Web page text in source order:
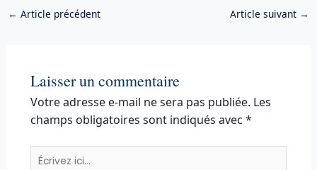
← Article précédent Article suivant →
Laisser un commentaire
Votre adresse e-mail ne sera pas publiée. Les
champs obligatoires sont indiqués avec *
Écrivez